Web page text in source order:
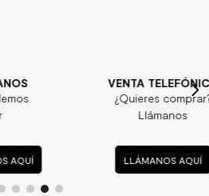
VENTA TELEFÓNICA
¿Quieres comprar?
Llámanos
LLÁMANOS AQUÍ